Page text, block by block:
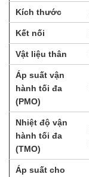
Kích thước
Kết nối
Vật liệu thân
Áp suất vận
hành tối đa
(PMO)
Nhiệt độ vận
hành tối đa
(TMO)
Áp suất cho